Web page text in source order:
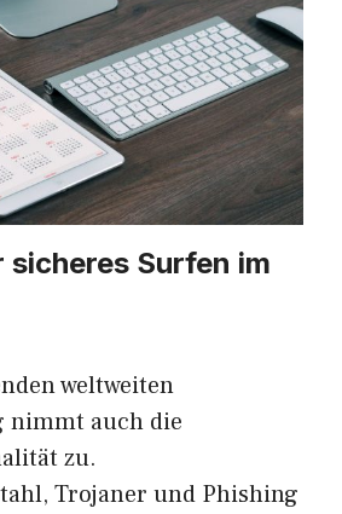
sicheres Surfen im
weltweiten
auch die
zu.
Trojaner und Phishing